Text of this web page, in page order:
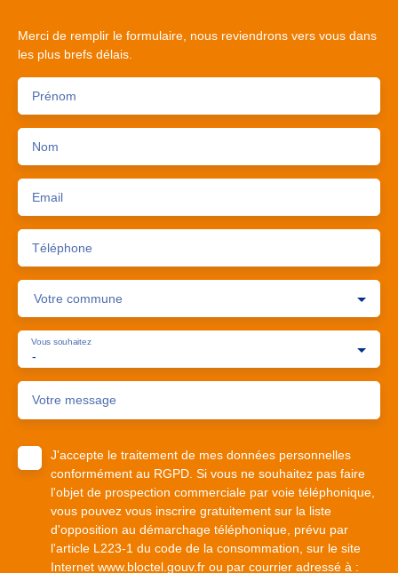
Merci de remplir le formulaire, nous reviendrons vers vous dans
les plus brefs délais.
Prénom
Nom
Email
Téléphone
Votre commune
-
Vous souhaitez
Votre message
J'accepte le traitement de mes données personnelles
conformément au RGPD. Si vous ne souhaitez pas faire
l'objet de prospection commerciale par voie téléphonique,
vous pouvez vous inscrire gratuitement sur la liste
d'opposition au démarchage téléphonique, prévu par
l'article L223-1 du code de la consommation, sur le site
Internet www.bloctel.gouv.fr ou par courrier adressé à :